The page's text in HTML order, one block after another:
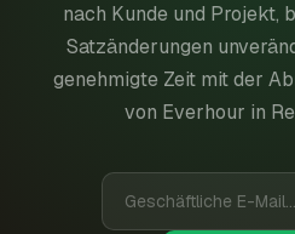
nach Kunde und Projekt,
Satzänderungen
genehmigte Zeit mit der
von Everhour in